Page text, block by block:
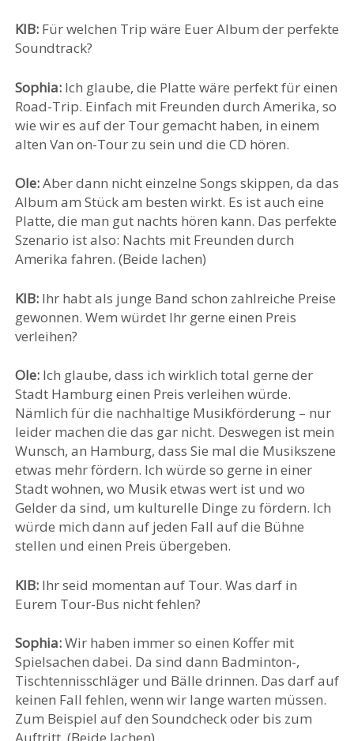
KIB:Für welchen Trip wäre Euer Album der perfekte
Soundtrack?
Sophia:Ich glaube, die Platte wäre perfekt für einen
Road-Trip. Einfach mit Freunden durch Amerika, so
wie wir es auf der Tour gemacht haben, in einem
alten Van on-Tour zu sein und die CD hören.
Ole:Aber dann nicht einzelne Songs skippen, da das
Album am Stück am besten wirkt. Es ist auch eine
Platte, die man gut nachts hören kann. Das perfekte
Szenario ist also: Nachts mit Freunden durch
Amerika fahren. (Beide lachen)
KIB:Ihr habt als junge Band schon zahlreiche Preise
gewonnen. Wem würdet Ihr gerne einen Preis
verleihen?
Ole:Ich glaube, dass ich wirklich total gerne der
Stadt Hamburg einen Preis verleihen würde.
Nämlich für die nachhaltige Musikförderung – nur
leider machen die das gar nicht. Deswegen ist mein
Wunsch, an Hamburg, dass Sie mal die Musikszene
etwas mehr fördern. Ich würde so gerne in einer
Stadt wohnen, wo Musik etwas wert ist und wo
Gelder da sind, um kulturelle Dinge zu fördern. Ich
würde mich dann auf jeden Fall auf die Bühne
stellen und einen Preis übergeben.
KIB:Ihr seid momentan auf Tour. Was darf in
Eurem Tour-Bus nicht fehlen?
Sophia:Wir haben immer so einen Koffer mit
Spielsachen dabei. Da sind dann Badminton-,
Tischtennisschläger und Bälle drinnen. Das darf auf
keinen Fall fehlen, wenn wir lange warten müssen.
Zum Beispiel auf den Soundcheck oder bis zum